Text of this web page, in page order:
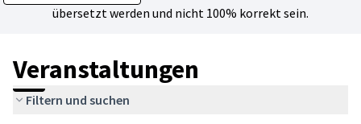
übersetzt werden und nicht 100% korrekt sein.
Veranstaltungen
Filtern und suchen